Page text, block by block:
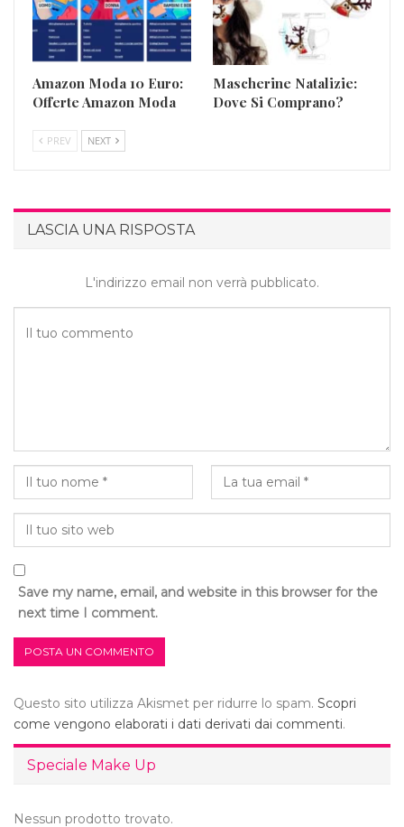
Amazon Moda 10 Euro:
Offerte Amazon Moda
Mascherine Natalizie:
Dove Si Comprano?
PREV NEXT
LASCIA UNA RISPOSTA
L'indirizzo email non verrà pubblicato.
Save my name, email, and website in this browser for the
next time I comment.
Questo sito utilizza Akismet per ridurre lo spam. Scopri
come vengono elaborati i dati derivati dai commenti.
Speciale Make Up
Nessun prodotto trovato.